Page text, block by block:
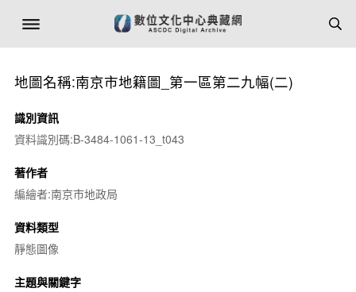
地圖名稱:南京市地籍圖_第一區第二九幅(二)
識別資訊
資料識別碼:B-3484-1061-13_t043
著作者
編繪者:南京市地政局
資料類型
靜態圖像
主題與關鍵字